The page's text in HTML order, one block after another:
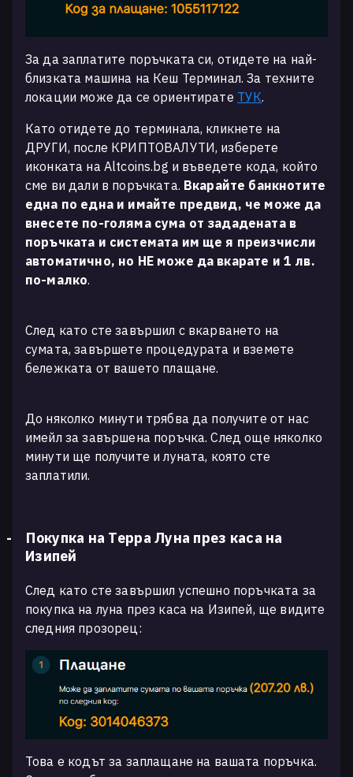
За да заплатите поръчката си, отидете на най-
близката машина на Кеш Терминал. За техните
локации може да се ориентирате ТУК.
Като отидете до терминала, кликнете на
ДРУГИ, после КРИПТОВАЛУТИ, изберете
иконката на Altcoins.bg и въведете кода, който
сме ви дали в поръчката. Вкарайте банкнотите
една по една и имайте предвид, че може да
внесете по-голяма сума от зададената в
поръчката и системата им ще я преизчисли
автоматично, но НЕ може да вкарате и 1 лв.
по-малко.
След като сте завършил с вкарването на
сумата, завършете процедурата и вземете
бележката от вашето плащане.
До няколко минути трябва да получите от нас
имейл за завършена поръчка. След още няколко
минути ще получите и луната, която сте
заплатили.
-
Покупка на Терра Луна през каса на
Изипей
След като сте завършил успешно поръчката за
покупка на луна през каса на Изипей, ще видите
следния прозорец:
Това е кодът за заплащане на вашата поръчка.